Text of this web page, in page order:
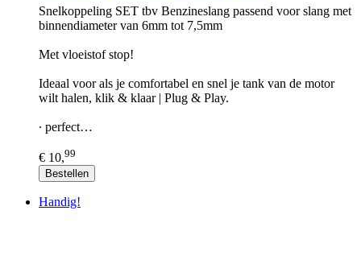
Snelkoppeling SET tbv Benzineslang passend voor slang met
binnendiameter van 6mm tot 7,5mm
Met vloeistof stop!
Ideaal voor als je comfortabel en snel je tank van de motor
wilt halen, klik & klaar | Plug & Play.
∙ perfect…
€ 10,99
Bestellen
Handig!